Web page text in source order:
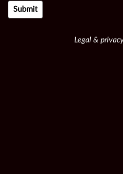
Legal &